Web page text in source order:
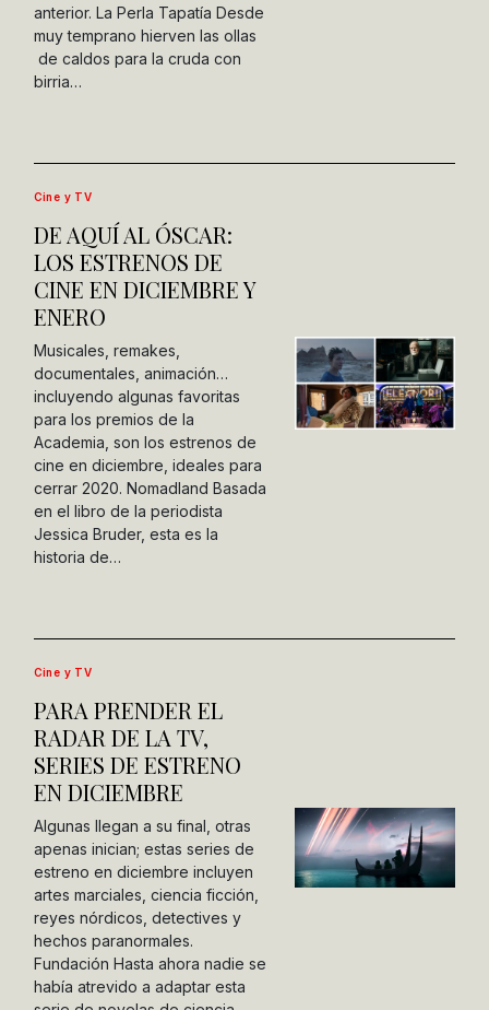
anterior. La Perla Tapatía Desde
muy temprano hierven las ollas
de caldos para la cruda con
birria…
Cine y TV
DE AQUÍ AL ÓSCAR:
LOS ESTRENOS DE
CINE EN DICIEMBRE Y
ENERO
Musicales, remakes,
documentales, animación…
incluyendo algunas favoritas
para los premios de la
Academia, son los estrenos de
cine en diciembre, ideales para
cerrar 2020. Nomadland Basada
en el libro de la periodista
Jessica Bruder, esta es la
historia de…
Cine y TV
PARA PRENDER EL
RADAR DE LA TV,
SERIES DE ESTRENO
EN DICIEMBRE
Algunas llegan a su final, otras
apenas inician; estas series de
estreno en diciembre incluyen
artes marciales, ciencia ficción,
reyes nórdicos, detectives y
hechos paranormales.
Fundación Hasta ahora nadie se
había atrevido a adaptar esta